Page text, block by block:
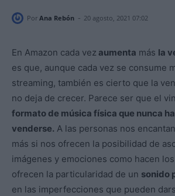
Por Ana Rebón - 20 agosto, 2021 07:02
En Amazon cada vez aumenta más la
es que, aunque cada vez se consume
streaming, también es cierto que la
no deja de crecer. Parece ser que el
formato de música física que nunca
venderse. A las personas nos
más si nos ofrecen la posibilidad de
imágenes y emociones como hacen
ofrecen la particularidad de un sonido
en las imperfecciones que pueden